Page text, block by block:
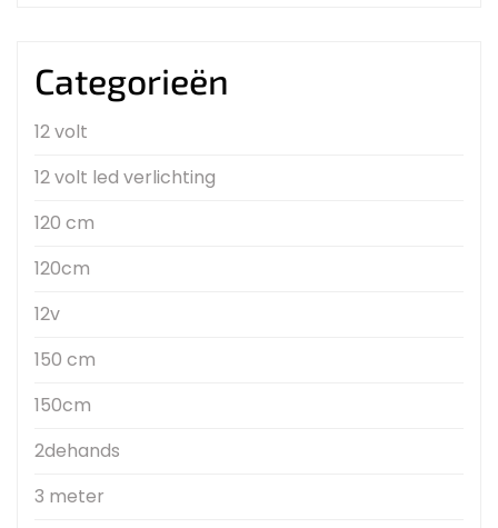
Categorieën
12 volt
12 volt led verlichting
120 cm
120cm
12v
150 cm
150cm
2dehands
3 meter